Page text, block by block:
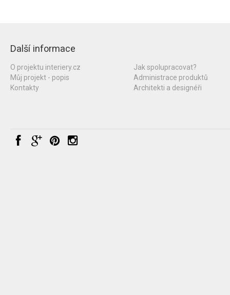
Další informace
O projektu interiery.cz
Můj projekt - popis
Kontakty
Jak spolupracovat?
Administrace produktů
Architekti a designéři